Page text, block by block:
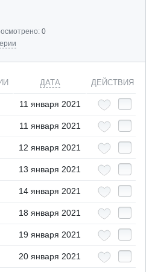
0
ДАТА ДЕЙСТВИЯ
11 января 2021
11 января 2021
12 января 2021
13 января 2021
14 января 2021
18 января 2021
19 января 2021
20 января 2021